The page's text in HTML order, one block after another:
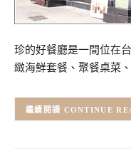
珍的好餐廳是一間位在
緻海鮮套餐、聚餐桌菜
CONTINUE